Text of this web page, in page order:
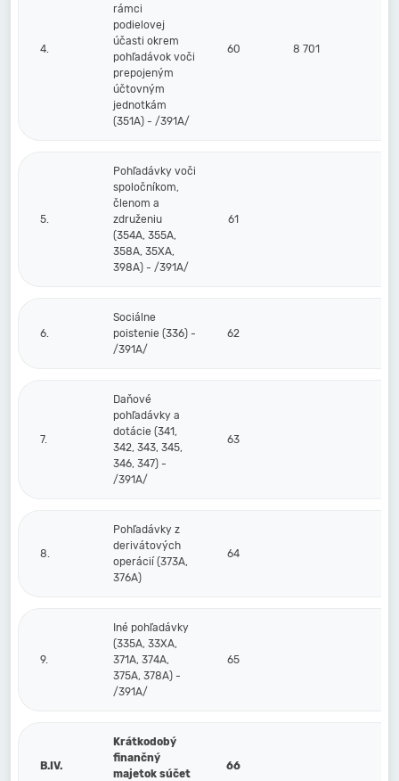
4.
rámci
podielovej
účasti okrem
pohľadávok voči
prepojeným
účtovným
jednotkám
(351A) - /391A/
60 8 701
5.
Pohľadávky voči
spoločníkom,
členom a
združeniu
(354A, 355A,
358A, 35XA,
398A) - /391A/
61
6.
Sociálne
poistenie (336) -
/391A/
62
7.
Daňové
pohľadávky a
dotácie (341,
342, 343, 345,
346, 347) -
/391A/
63
8.
Pohľadávky z
derivátových
operácií (373A,
376A)
64
9.
Iné pohľadávky
(335A, 33XA,
371A, 374A,
375A, 378A) -
/391A/
65
B.IV.
Krátkodobý
finančný
majetok súčet
66